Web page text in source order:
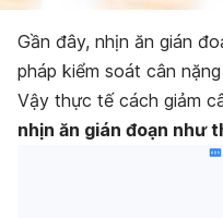
Gần đây, nhịn ăn gián
pháp kiểm soát cân
Vậy thực tế cách giảm
nhịn ăn gián đoạn như